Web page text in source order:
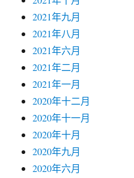
2021年九月
2021年八月
2021年六月
2021年二月
2021年一月
2020年十二月
2020年十一月
2020年十月
2020年九月
2020年六月